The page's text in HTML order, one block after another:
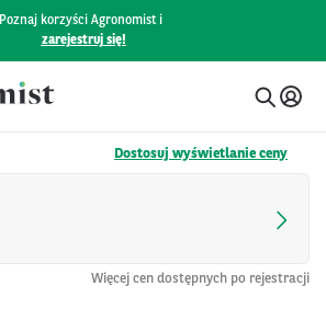
Poznaj korzyści Agronomist i
zarejestruj się!
Dostosuj wyświetlanie ceny
Więcej cen dostępnych po rejestracji